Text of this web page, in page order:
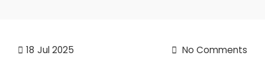
18 Jul 2025 No Comments